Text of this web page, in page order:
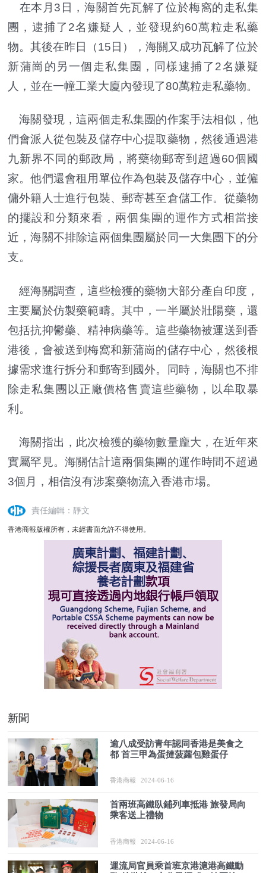
在本月3日，海關首先瓦解了位於梅窩的走私集
團，逮捕了2名嫌疑人，並發現約60萬粒走私藥
物。其後在昨日（15日），海關又成功瓦解了位於
新蒲崗的另一個走私集團，同樣逮捕了2名嫌疑
人，並在一幢工業大廈內發現了80萬粒走私藥物。
海關發現，這兩個走私集團的作案手法相似，他
們會派人從包裝及儲存中心提取藥物，然後通過港
九新界不同的郵政局，將藥物郵寄到超過60個國
家。他們還會租用單位作為包裝及儲存中心，並僱
傭外籍人士進行包裝、郵寄甚至倉儲工作。從藥物
的擺設和分類來看，兩個集團的運作方式相當接
近，海關不排除這兩個集團屬於同一大集團下的分
支。
經海關調查，這些檢獲的藥物大部分產自印度，
主要屬於仿製藥範疇。其中，一半屬於壯陽藥，還
包括抗抑鬱藥、精神病藥等。這些藥物被運送到香
港後，會被送到梅窩和新蒲崗的儲存中心，然後根
據需求進行拆分和郵寄到國外。同時，海關也不排
除走私集團以正廠價格售賣這些藥物，以牟取暴
利。
海關指出，此次檢獲的藥物數量龐大，在近年來
實屬罕見。海關估計這兩個集團的運作時間不超過
3個月，相信沒有涉案藥物流入香港市場。
責任編輯：靜文
香港商報版權所有，未經書面允許不得使用。
新聞
逾八成受訪青年認同香港是美食之
都 首三甲為蛋撻菠蘿包雞蛋仔
香港商報 2024-06-16
首兩班高鐵臥鋪列車抵港 旅發局向
乘客送上禮物
香港商報 2024-06-16
運流局官員乘首班京港滬港高鐵動